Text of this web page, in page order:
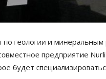
геологии и минеральным
предприятие
будет